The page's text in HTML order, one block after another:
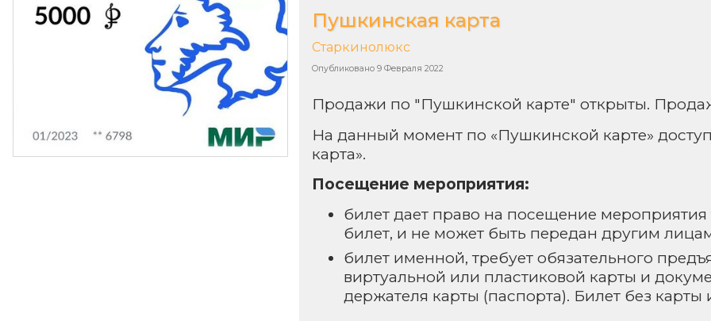
Пушкинская карта
Опубликовано 9 Февраля 2022
Старкинолюкс
Продажи по "Пушкинской карте" открыты.
На данный момент по «Пушкинской карте»
карта».
Посещение мероприятия:
билет дает право на посещение
билет, и не может быть передан другим
билет именной, требует обязательного
виртуальной или пластиковой карты и
держателя карты (паспорта). Билет без